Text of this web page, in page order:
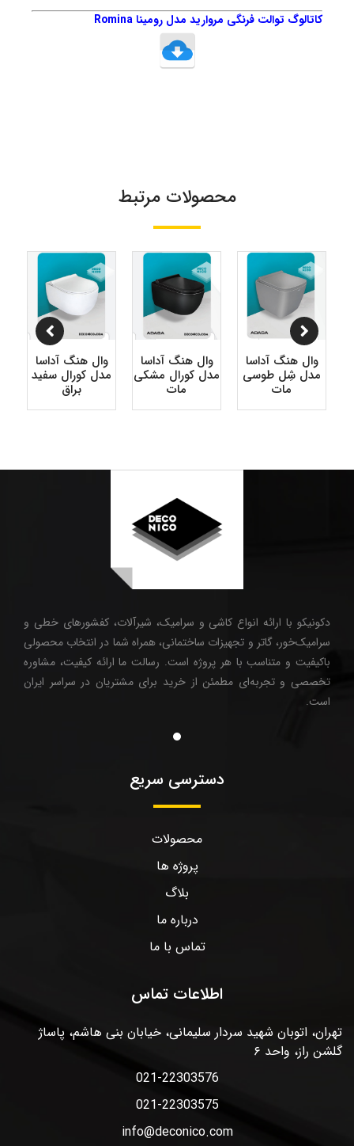
کاتالوگ توالت فرنگی مروارید مدل رومینا Romina
محصولات مرتبط
وال هنگ آداسا
مدل شِل طوسی
مات
وال هنگ آداسا
مدل کورال مشکی
مات
وال هنگ آداسا
مدل کورال سفید
براق
دکونیکو با ارائه انواع کاشی و سرامیک، شیرآلات، کفشورهای خطی و
سرامیک‌خور، گاتر و تجهیزات ساختمانی، همراه شما در انتخاب محصولی
باکیفیت و متناسب با هر پروژه است. رسالت ما ارائه کیفیت، مشاوره
تخصصی و تجربه‌ای مطمئن از خرید برای مشتریان در سراسر ایران
است.
دسترسی سریع
محصولات
پروژه ها
بلاگ
درباره ما
تماس با ما
اطلاعات تماس
تهران، اتوبان شهید سردار سلیمانی، خیابان بنی هاشم، پاساژ
گلشن راز، واحد ۶
021-22303576
021-22303575
info@deconico.com